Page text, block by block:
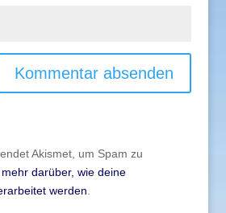
Akismet, um Spam zu
darüber, wie deine
werden